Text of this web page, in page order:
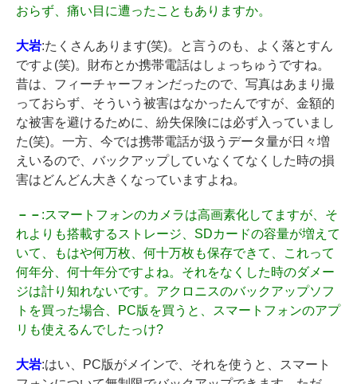
おらず、痛い目に遭ったこともありますか。
大岩:たくさんあります(笑)。と言うのも、よく落とすん
ですよ(笑)。財布とか携帯電話はしょっちゅうですね。
昔は、フィーチャーフォンだったので、写真はあまり撮
っておらず、そういう被害はなかったんですが、金額的
な被害を避けるために、紛失保険には必ず入っていまし
た(笑)。一方、今では携帯電話が扱うデータ量が日々増
えいるので、バックアップしていなくてなくした時の損
害はどんどん大きくなっていますよね。
－－ :スマートフォンのカメラは高画素化してますが、そ
れよりも搭載するストレージ、SDカードの容量が増えて
いて、もはや何万枚、何十万枚も保存できて、これって
何年分、何十年分ですよね。それをなくした時のダメー
ジは計り知れないです。アクロニスのバックアップソフ
トを買った場合、PC版を買うと、スマートフォンのアプ
リも使えるんでしたっけ?
大岩:はい、PC版がメインで、それを使うと、スマート